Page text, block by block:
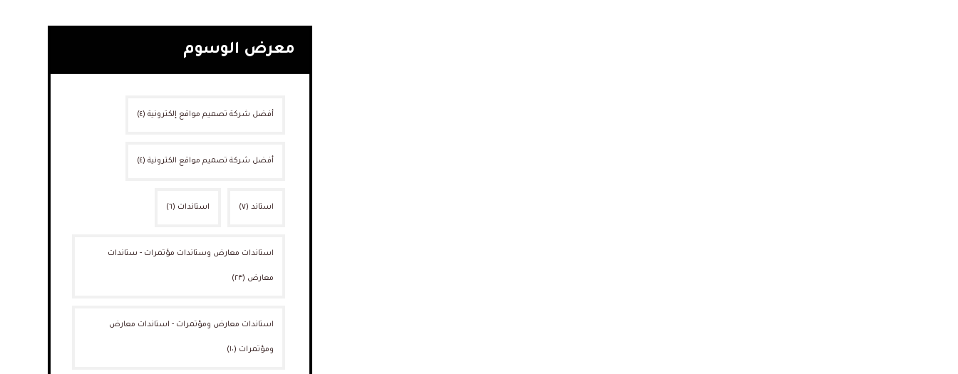
معرض الوسوم
أفضل شركة تصميم مواقع إلكترونية(٤)
أفضل شركة تصميم مواقع الكترونية(٤)
استاند(٧) استاندات (٦)
استاندات معارض وستاندات مؤتمرات - ستاندات
معارض (٢٣)
استاندات معارض ومؤتمرات - استاندات معارض
ومؤتمرات (١٠)